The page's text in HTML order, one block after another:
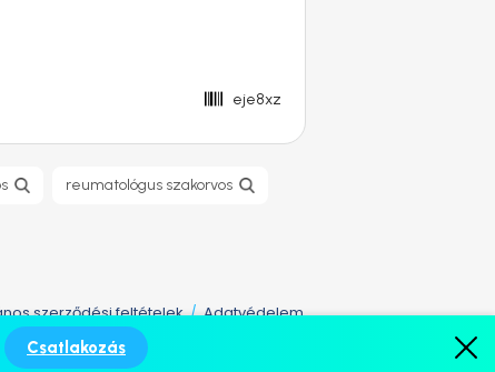
eje8xz
reumatológus szakorvos
szerződési feltételek/Adatvédelem
Csatlakozás